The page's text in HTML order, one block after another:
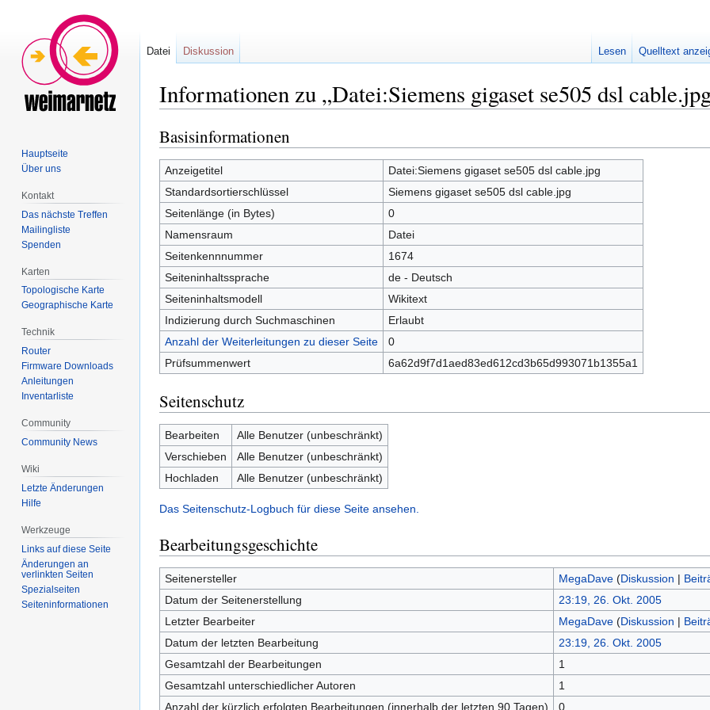
Informationen zu „Datei:Siemens gigaset se505 dsl
Zur
Navigation
springen
Zur
Suche
springen
Basisinformationen
Anzeigetitel
Datei:Siemens gigaset se505 dsl cable.jpg
Standardsortierschlüssel
Siemens gigaset se505 dsl cable.jpg
Seitenlänge (in Bytes)
0
Namensraum
Datei
Seitenkennnummer
1674
Seiteninhaltssprache
de - Deutsch
Seiteninhaltsmodell
Wikitext
Indizierung durch Suchmaschinen
Erlaubt
Anzahl der Weiterleitungen zu dieser Seite
0
Prüfsummenwert
6a62d9f7d1aed83ed612cd3b65d993071b1355a1
Seitenschutz
Bearbeiten
Alle Benutzer (unbeschränkt)
Verschieben
Alle Benutzer (unbeschränkt)
Hochladen
Alle Benutzer (unbeschränkt)
Das Seitenschutz-Logbuch für diese Seite ansehen.
Bearbeitungsgeschichte
Seitenersteller MegaDave (Diskussion |
Datum der Seitenerstellung
23:19, 26. Okt. 2005
Letzter Bearbeiter
MegaDave (Diskussion |
Datum der letzten Bearbeitung
23:19, 26. Okt. 2005
Gesamtzahl der Bearbeitungen
1
Gesamtzahl unterschiedlicher Autoren
1
Anzahl der kürzlich erfolgten Bearbeitungen (innerhalb der letzten 90 Tagen)
0
Datei Diskussion Lesen Quelltext
Hauptseite
Über uns
Kontakt
Das nächste Treffen
Mailingliste
Spenden
Karten
Topologische Karte
Geographische Karte
Technik
Router
Firmware Downloads
Anleitungen
Inventarliste
Community
Community News
Wiki
Letzte Änderungen
Hilfe
Werkzeuge
Links auf diese Seite
Änderungen an
verlinkten Seiten
Spezialseiten
Seiten­informationen